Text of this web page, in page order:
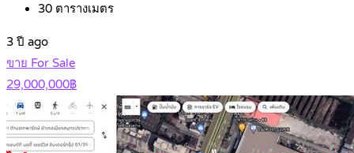
30 ตารางเมตร
3 ปี ago
ขาย For Sale
29,000,000฿